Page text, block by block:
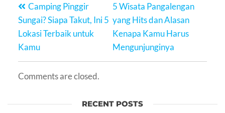
Camping Pinggir
Sungai? Siapa Takut, Ini 5
Lokasi Terbaik untuk
Kamu
5 Wisata Pangalengan
yang Hits dan Alasan
Kenapa Kamu Harus
Mengunjunginya
Comments are closed.
RECENT POSTS